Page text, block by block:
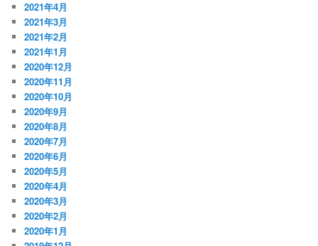
2021年4月
2021年3月
2021年2月
2021年1月
2020年12月
2020年11月
2020年10月
2020年9月
2020年8月
2020年7月
2020年6月
2020年5月
2020年4月
2020年3月
2020年2月
2020年1月